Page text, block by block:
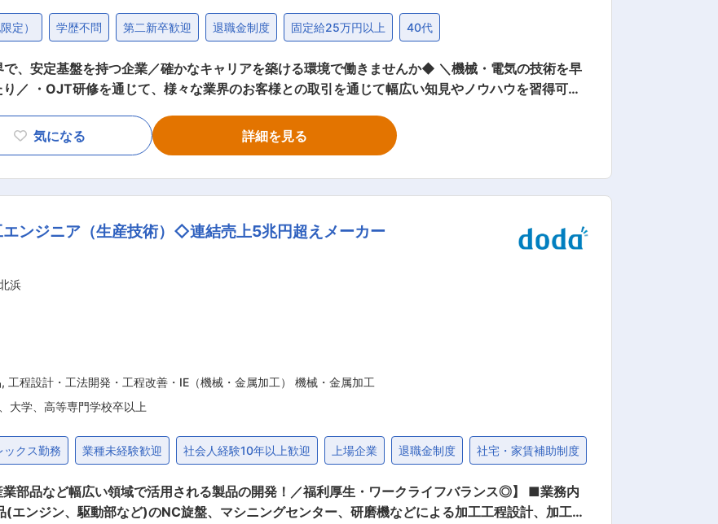
定） 学歴不問 第二新卒歓迎 退職金制度 固定給25万円以上 40代
、安定基盤を持つ企業／確かなキャリアを築ける環境で働きませんか◆ ＼機械・電気の技術を早
／ ・OJT研修を通じて、様々な業界のお客様との取引を通じて幅広い知見やノウハウを習得可能
自動化・省力化装置の機械のメンテナンスを担当します。 この仕事は弊社の納めた設備がトラブ
が重要になります。そのため仕事に慣れてきたら、ゆくゆくはお客様へ部品・設備の交 換等のご
ショナルを目指すことができる環境です。 ある程度知識が身につけば、お客様の要望に応じて自ら
■当社のおススメポイント： ◎コンクリート製造設備業界では国内最大手であり、競合も少ない
気になる 詳細を見る
エンジニア（生産技術）◇連結売上5兆円超えメーカー
浜
, 工程設計・工法開発・工程改善・IE（機械・金属加工） 機械・金属加工
大学、高等専門学校卒以上
ックス勤務 業種未経験歓迎 社会人経験10年以上歓迎 上場企業 退職金制度 社宅・家賃補助制度
業部品など幅広い領域で活用される製品の開発！／福利厚生・ワークライフバランス◎】 ■業務内
エンジン、駆動部など)のNC旋盤、マシニングセンター、研磨機などによる加工工程設計、加工技